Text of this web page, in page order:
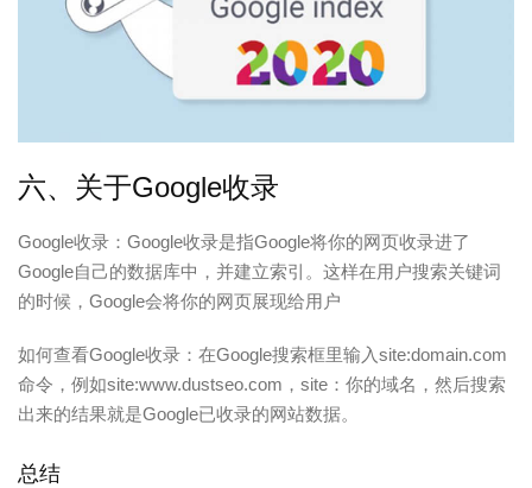
六、关于Google收录
Google收录：Google收录是指Google将你的网页收录进了
Google自己的数据库中，并建立索引。这样在用户搜索关键词
的时候，Google会将你的网页展现给用户
如何查看Google收录：在Google搜索框里输入site:domain.com
命令，例如site:www.dustseo.com，site：你的域名，然后搜索
出来的结果就是Google已收录的网站数据。
总结